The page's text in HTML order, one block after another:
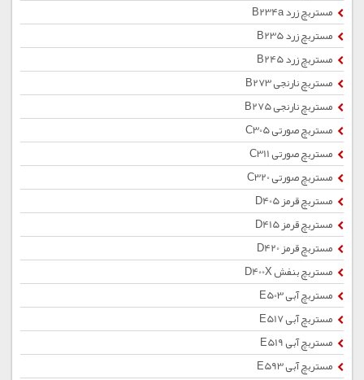
مستربچ زرد B234a
مستربچ زرد B235
مستربچ زرد B245
مستربچ نارنجی B273
مستربچ نارنجی B275
مستربچ صورتی C305
مستربچ صورتی C311
مستربچ صورتی C320
مستربچ قرمز D405
مستربچ قرمز D415
مستربچ قرمز D420
مستربچ بنفش D400X
مستربچ آبی E503
مستربچ آبی E517
مستربچ آبی E519
مستربچ آبی E593